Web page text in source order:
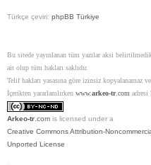
Türkçe çeviri: phpBB Türkiye
Bu sitede yayınlanan tüm yazılar aksi
ait olup tüm hakları saklıdır.
Telif hakları yasasına göre izinsiz kopyalanamaz ve
İçerikten yararlanılırken www.arkeo-tr.com adresi
Arkeo-tr .com is licensed under a
Creative Commons Attribution-
Unported License